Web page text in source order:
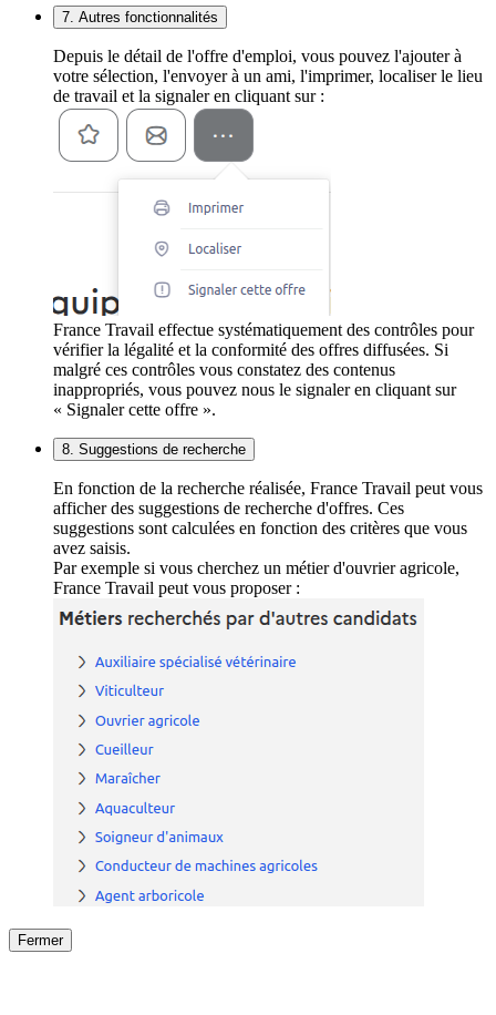
7. Autres fonctionnalités
Depuis le détail de l'offre d'emploi, vous pouvez l'ajouter à
votre sélection, l'envoyer à un ami, l'imprimer, localiser le lieu
de travail et la signaler en cliquant sur :
France Travail effectue systématiquement des contrôles pour
vérifier la légalité et la conformité des offres diffusées. Si
malgré ces contrôles vous constatez des contenus
inappropriés, vous pouvez nous le signaler en cliquant sur
« Signaler cette offre ».
8. Suggestions de recherche
En fonction de la recherche réalisée, France Travail peut vous
afficher des suggestions de recherche d'offres. Ces
suggestions sont calculées en fonction des critères que vous
avez saisis.
Par exemple si vous cherchez un métier d'ouvrier agricole,
France Travail peut vous proposer :
Fermer